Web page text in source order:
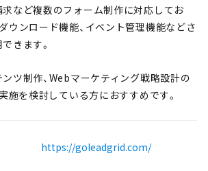
など複数のフォーム制作に対応してお
ウンロード機能、イベント管理機能などさ
きます。
ツ制作、Webマーケティング戦略設計の
施を検討している方におすすめです。
https://goleadgrid.com/